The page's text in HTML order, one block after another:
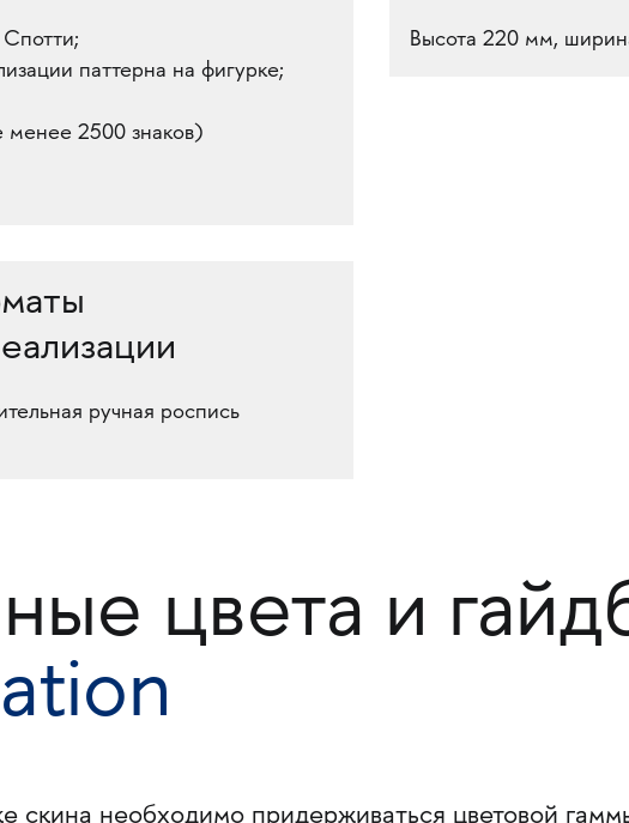
Спотти;
паттерна на фигурке;
2500 знаков)
ручная роспись
Высота 220 мм,
цвета и
скина необходимо придерживаться цветовой